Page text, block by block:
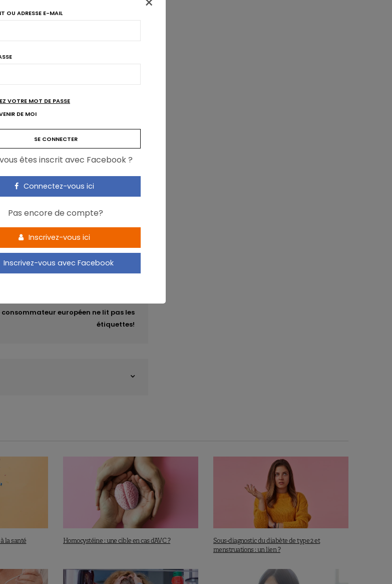
(sVCAM-1), biomarqueur d’un
14 %).
méritent confirmation. Jusqu’à
et ceux avec des cafetières à piston ont
filtre.
981.
Expert - Karott'
consommateur européen ne lit pas les
étiquettes!
la santé
Homocystéine : une cible en cas d’AVC ?
Sous-diagnostic du diabète de type 2 et
menstruations : un lien ?
OU ADRESSE E-MAIL
VOTRE MOT DE PASSE
DE MOI
êtes inscrit avec Facebook ?
Connectez-vous ici
Pas encore de compte?
Inscrivez-vous ici
Inscrivez-vous avec Facebook